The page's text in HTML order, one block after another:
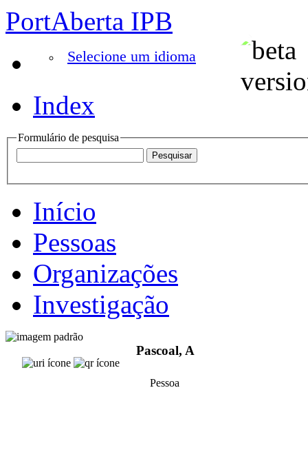
PortAberta IPB
Selecione um idioma
Index
Formulário de pesquisa
Início
Pessoas
Organizações
Investigação
Pascoal, A
Pessoa